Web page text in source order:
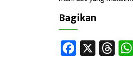
Bagikan
Fa
ce
X T
hr